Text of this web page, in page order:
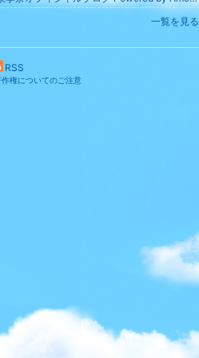
一覧を見る
RSS
権についてのご注意